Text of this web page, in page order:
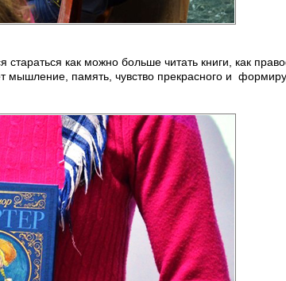
как можно больше читать книги, как
мышление, память, чувство прекрасного и